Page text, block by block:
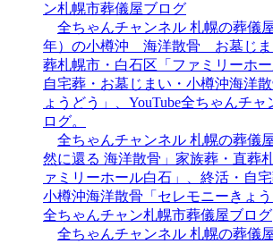
ン札幌市葬儀屋ブログ
全ちゃんチャンネル 札幌の葬儀
年）の小樽沖 海洋散骨 お墓じま
葬札幌市・白石区「ファミリーホ
自宅葬・お墓じまい・小樽沖海洋
ょうどう」、YouTube全ちゃんチ
ログ。
全ちゃんチャンネル 札幌の葬儀
然に還る 海洋散骨」家族葬・直葬
ァミリーホール白石」、終活・自
小樽沖海洋散骨「セレモニーきょう
全ちゃんチャン札幌市葬儀屋ブログ
全ちゃんチャンネル 札幌の葬儀